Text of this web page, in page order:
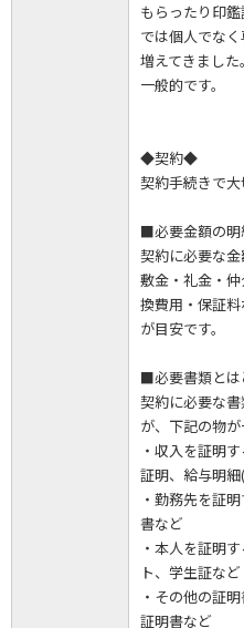
もらったり印
では個人でな
増えてきまし
一般的です。
◆契約◆
契約手続きで
■必要金額の明
契約に必要な金
敷金・礼金・
換費用・保証
が目安です。
■必要書類とは
契約に必要な
が、下記の物が
・収入を証明
証明、給与明
・勤務先を証
書など
・本人を証明
ト、学生証など
・その他の証
証明書など